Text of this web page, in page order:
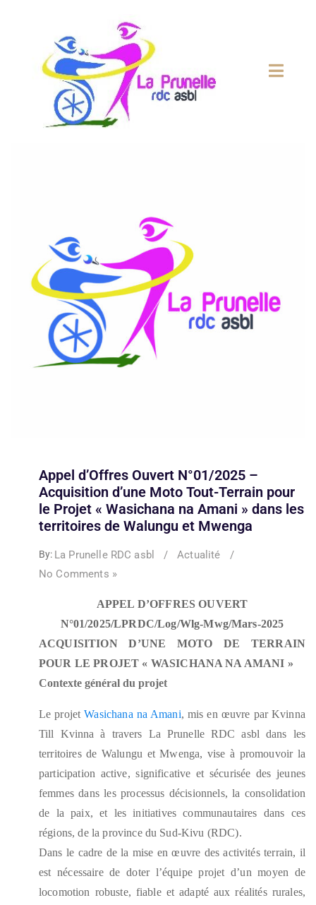
Appel d’Offres Ouvert N°01/2025 –
Acquisition d’une Moto Tout-Terrain pour
le Projet « Wasichana na Amani » dans les
territoires de Walungu et Mwenga
By: La Prunelle RDC asbl / Actualité
/
No Comments »
APPEL D’OFFRES OUVERT
N°01/2025/LPRDC/Log/Wlg-Mwg/Mars-2025
ACQUISITION D’UNE MOTO DE TERRAIN
POUR LE PROJET « WASICHANA NA AMANI »
Contexte général du projet
Le projetWasichana na Amani, mis en œuvre par Kvinna
Till Kvinna à travers La Prunelle RDC asbl dans les
territoires de Walungu et Mwenga, vise à promouvoir la
participation active, significative et sécurisée des jeunes
femmes dans les processus décisionnels, la consolidation
de la paix, et les initiatives communautaires dans ces
régions, de la province du Sud-Kivu (RDC).
Dans le cadre de la mise en œuvre des activités terrain, il
est nécessaire de doter l’équipe projet d’un moyen de
locomotion robuste, fiable et adapté aux réalités rurales,